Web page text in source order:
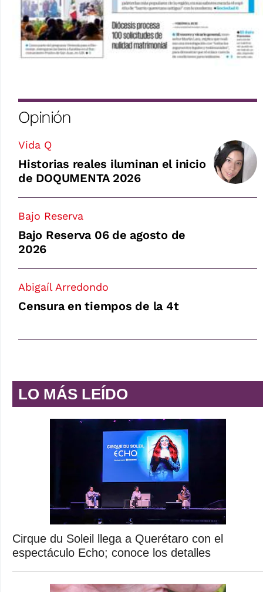
Opinión
Vida Q
Historias reales iluminan el inicio
de DOQUMENTA 2026
Bajo Reserva
Bajo Reserva 06 de agosto de
2026
Abigaíl Arredondo
Censura en tiempos de la 4t
LO MÁS LEÍDO
Cirque du Soleil llega a Querétaro con el
espectáculo Echo; conoce los detalles